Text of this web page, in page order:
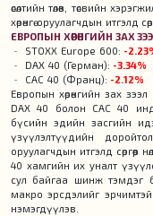
өсөлтийн төлөв, төсвийн
хөрөнгө оруулагчдын итгэлд
ЕВРОПЫН ХӨРӨНГИЙН ЗАХ
STOXX Europe 600: -
DAX 40 (Герман): -3.34%
CAC 40 (Франц): -2.12%
Европын хөрөнгийн зах зээл
DAX 40 болон CAC 40
бүсийн эдийн засгийн
үзүүлэлтүүдийн
оруулагчдын итгэлд сөргөөр
40 хамгийн их уналт
сул байгаа шинж тэмдэг
макро эрсдэлийг
нэмэгдүүлэв.